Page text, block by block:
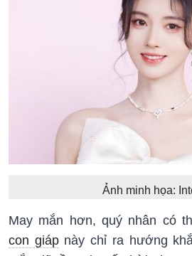
Ảnh minh họa:
May mắn hơn, quý nhân có
con giápnày chỉ ra hướng